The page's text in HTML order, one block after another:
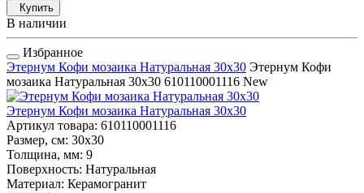
Купить
В наличии
Избранное
Этернум Кофи мозаика Натуральная 30x30 Этернум Кофи
мозаика Натуральная 30x30 610110001116 New
Этернум Кофи мозаика Натуральная 30x30
Артикул товара: 610110001116
Размер, см: 30x30
Толщина, мм: 9
Поверхность: Натуральная
Материал: Керамогранит